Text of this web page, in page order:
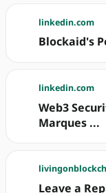
linkedin.com
Blockaid's
linkedin.com
Web3
Marques ...
Leave a